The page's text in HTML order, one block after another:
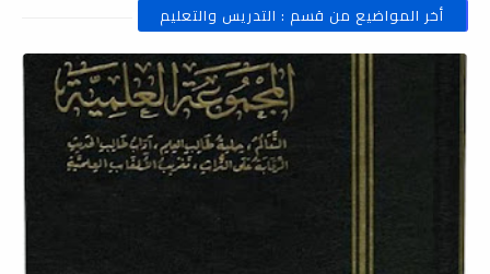
أخر المواضيع من قسم : التدريس والتعليم